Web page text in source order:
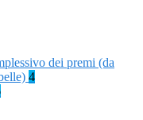
dei premi (da
4